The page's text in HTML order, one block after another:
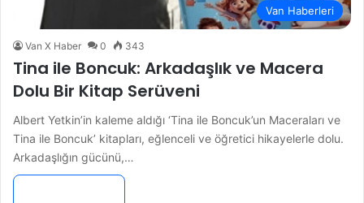
Van Haberleri
Van X Haber 0 343
Tina ile Boncuk: Arkadaşlık ve Macera
Dolu Bir Kitap Serüveni
Albert Yetkin’in kaleme aldığı ‘Tina ile Boncuk’un Maceraları ve
Tina ile Boncuk’ kitapları, eğlenceli ve öğretici hikayelerle dolu.
Arkadaşlığın gücünü,…